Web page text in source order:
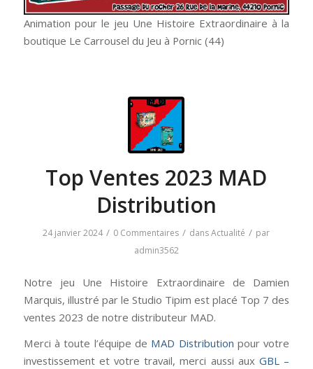
Animation pour le jeu Une Histoire Extraordinaire à la
boutique Le Carrousel du Jeu à Pornic (44)
Top Ventes 2023 MAD
Distribution
24 janvier 2024 / 0 Commentaires / dansActualité / par
admin3562
Notre jeu Une Histoire Extraordinaire de Damien
Marquis, illustré par le Studio Tipim est placé Top 7 des
ventes 2023 de notre distributeur MAD.
Merci à toute l’équipe de MAD Distribution pour votre
investissement et votre travail, merci aussi auxGBL –